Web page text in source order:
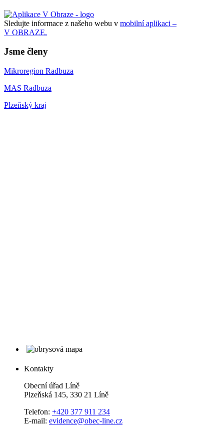
Sledujte informace z našeho webu v mobilní aplikaci –
V OBRAZE.
Jsme členy
Mikroregion Radbuza
MAS Radbuza
Plzeňský kraj
Kontakty
Obecní úřad Líně
Plzeňská 145, 330 21 Líně
Telefon: +420 377 911 234
E-mail: evidence@obec-line.cz